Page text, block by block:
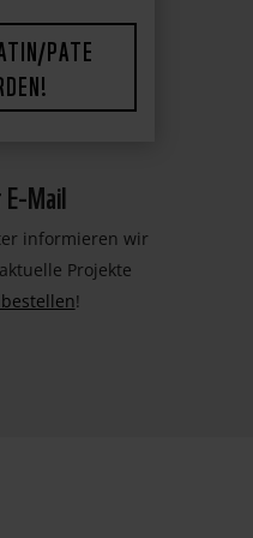
PATE
Mail
informieren wir
Projekte
!